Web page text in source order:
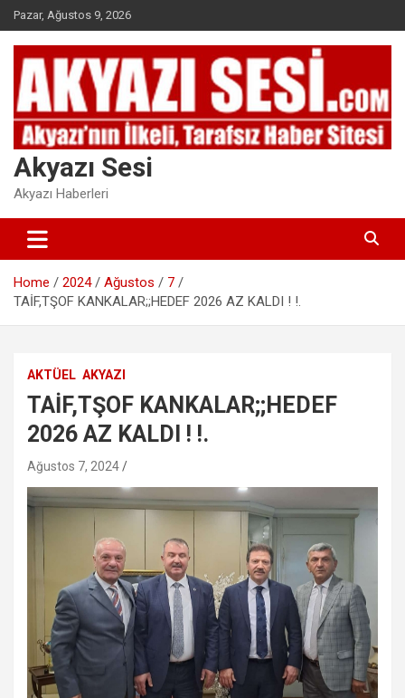
Skip
to
content
Pazar, Ağustos 9, 2026
Akyazı Sesi
Akyazı Haberleri
Home 2024 Ağustos
7
TAİF,TŞOF KANKALAR;;HEDEF 2026 AZ KALDI ! !.
AKTÜEL AKYAZI
TAİF,TŞOF KANKALAR;;HEDEF
2026 AZ KALDI ! !.
Ağustos 7, 2024